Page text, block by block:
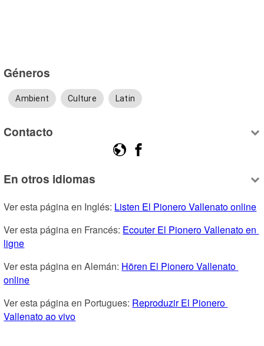
Géneros
Ambient Culture Latin
Contacto
En otros idiomas
Ver esta página en Inglés: Listen El Pionero Vallenato online
Ver esta página en Francés: Ecouter El Pionero Vallenato en
ligne
Ver esta página en Alemán: Hören El Pionero Vallenato
online
Ver esta página en Portugues: Reproduzir El Pionero
Vallenato ao vivo